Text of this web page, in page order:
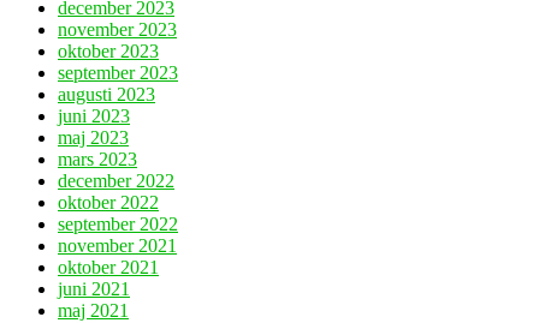
december 2023
november 2023
oktober 2023
september 2023
augusti 2023
juni 2023
maj 2023
mars 2023
december 2022
oktober 2022
september 2022
november 2021
oktober 2021
juni 2021
maj 2021